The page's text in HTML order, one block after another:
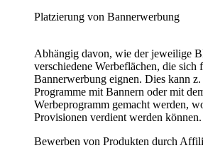
Platzierung von Bannerwerbung
Abhängig davon, wie der jeweilige
verschiedene Werbeflächen, die sich
Bannerwerbung eignen. Dies kann
Programme mit Bannern oder mit
Werbeprogramm gemacht werden,
Provisionen verdient werden können.
Bewerben von Produkten durch